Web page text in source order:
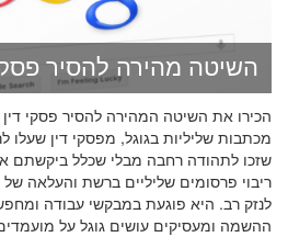
השיטה מהירה להסיר פסקי
הכירו את השיטה המהירה להסיר פסקי דין
מכתבות שליליות בגוגל, מפסקי דין שעלו
שזכו לתהודה רחבה מבלי שכלל ביקשתם
ריבוי פרסומים שליליים ברשת והעלאה של
לנזק רב. היא פוגעת במבקשי עבודה
ההשמה ומעסיקים עושים גוגל על מועמדים